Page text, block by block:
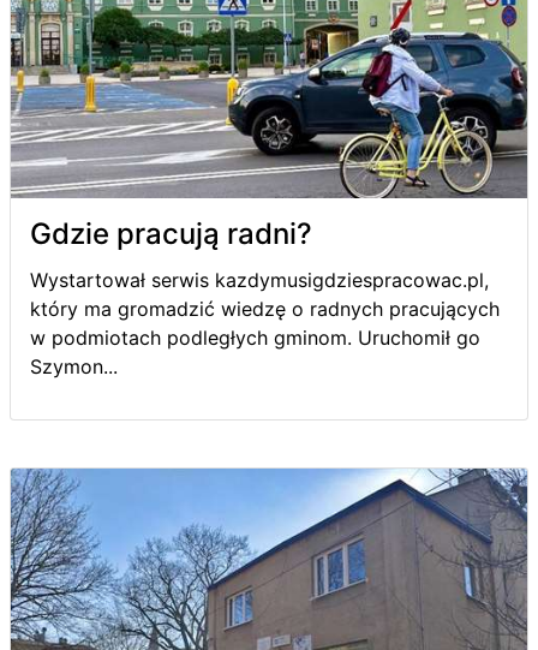
Gdzie pracują radni?
Wystartował serwis kazdymusigdziespracowac.pl,
który ma gromadzić wiedzę o radnych pracujących
w podmiotach podległych gminom. Uruchomił go
Szymon...